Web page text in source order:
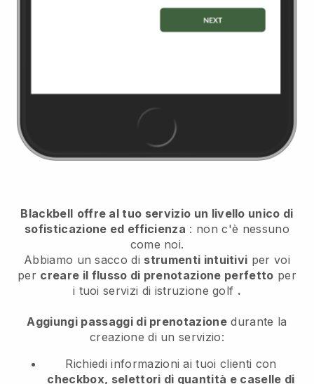
Blackbell offre al tuo servizio un livello unico di
sofisticazione ed efficienza : non c'è nessuno
come noi.
Abbiamo un sacco di strumenti intuitivi per voi
per creare il flusso di prenotazione perfetto per
i tuoi servizi di istruzione golf .
Aggiungi passaggi di prenotazione durante la
creazione di un servizio:
Richiedi informazioni ai tuoi clienti con
checkbox, selettori di quantità e caselle di